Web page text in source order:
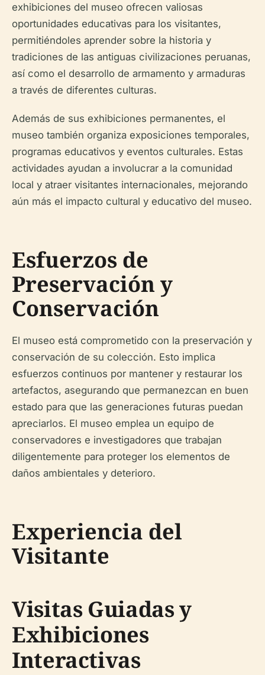
exhibiciones del museo ofrecen valiosas
oportunidades educativas para los visitantes,
permitiéndoles aprender sobre la historia y
tradiciones de las antiguas civilizaciones peruanas,
así como el desarrollo de armamento y armaduras
a través de diferentes culturas.
Además de sus exhibiciones permanentes, el
museo también organiza exposiciones temporales,
programas educativos y eventos culturales. Estas
actividades ayudan a involucrar a la comunidad
local y atraer visitantes internacionales, mejorando
aún más el impacto cultural y educativo del museo.
Esfuerzos de
Preservación y
Conservación
El museo está comprometido con la preservación y
conservación de su colección. Esto implica
esfuerzos continuos por mantener y restaurar los
artefactos, asegurando que permanezcan en buen
estado para que las generaciones futuras puedan
apreciarlos. El museo emplea un equipo de
conservadores e investigadores que trabajan
diligentemente para proteger los elementos de
daños ambientales y deterioro.
Experiencia del
Visitante
Visitas Guiadas y
Exhibiciones
Interactivas